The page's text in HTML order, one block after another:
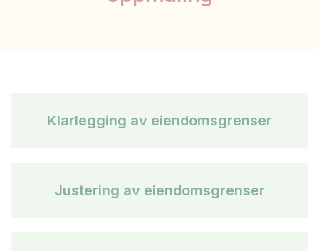
Klarlegging av eiendomsgrenser
Justering av eiendomsgrenser